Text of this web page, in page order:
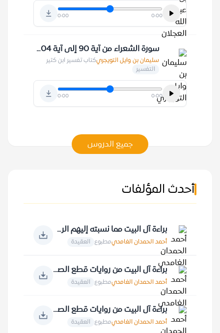
0:00 0:00
سورة الشعراء من آية 90 إلى آية 104 10-1-1430 هـ
سليمان بن وايل التويجريكتاب تفسير ابن كثير
التفسير
0:00 0:00
جميع الدروس
أحدث المؤلفات
براءة آل البيت مما نسبته إليهم الروايات
أحمد الحمدان الغامديمطبوع العقيدة
براءة آل البيت من روايات قطع الصلة بالنبي صلى الله عليه وسلم
أحمد الحمدان الغامديمطبوع العقيدة
براءة آل البيت من روايات قطع الصلة بعبادة الله عز وجل ومقدساته
أحمد الحمدان الغامديمطبوع العقيدة